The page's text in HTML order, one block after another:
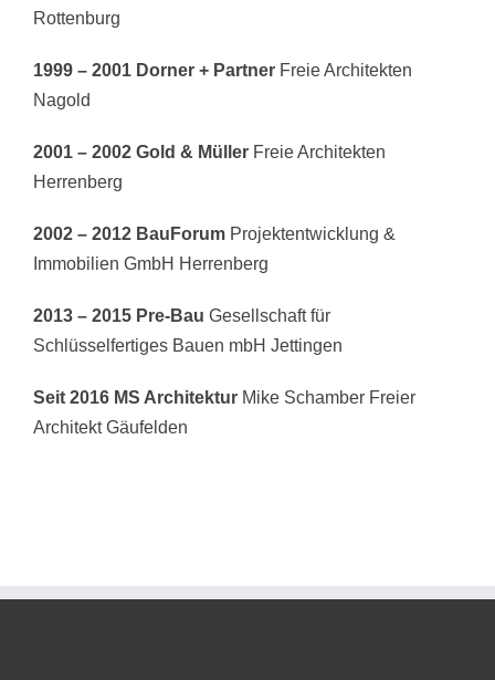
Rottenburg
1999 – 2001 Dorner + Partner Freie Architekten
Nagold
2001 – 2002 Gold & Müller Freie Architekten
Herrenberg
2002 – 2012 BauForum Projektentwicklung &
Immobilien GmbH Herrenberg
2013 – 2015 Pre-Bau Gesellschaft für
Schlüsselfertiges Bauen mbH Jettingen
Seit 2016 MS Architektur Mike Schamber Freier
Architekt Gäufelden